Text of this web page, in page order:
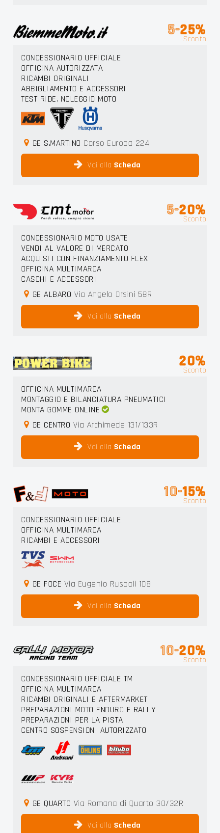
5-25%
Sconto
CONCESSIONARIO UFFICIALE
OFFICINA AUTORIZZATA
RICAMBI ORIGINALI
ABBIGLIAMENTO E ACCESSORI
TEST RIDE, NOLEGGIO MOTO
GE S.MARTINO Corso Europa 224
Vai alla Scheda
5-20%
Sconto
CONCESSIONARIO MOTO USATE
VENDI AL VALORE DI MERCATO
ACQUISTI CON FINANZIAMENTO FLEX
OFFICINA MULTIMARCA
CASCHI E ACCESSORI
GE ALBARO Via Angelo Orsini 58R
Vai alla Scheda
20%
Sconto
OFFICINA MULTIMARCA
MONTAGGIO E BILANCIATURA PNEUMATICI
MONTA GOMME ONLINE
GE CENTRO Via Archimede 131/133R
Vai alla Scheda
10-15%
Sconto
CONCESSIONARIO UFFICIALE
OFFICINA MULTIMARCA
RICAMBI E ACCESSORI
GE FOCE Via Eugenio Ruspoli 108
Vai alla Scheda
10-20%
Sconto
CONCESSIONARIO UFFICIALE TM
OFFICINA MULTIMARCA
RICAMBI ORIGINALI E AFTERMARKET
PREPARAZIONI MOTO ENDURO E RALLY
PREPARAZIONI PER LA PISTA
CENTRO SOSPENSIONI AUTORIZZATO
GE QUARTO Via Romana di Quarto 30/32R
Vai alla Scheda